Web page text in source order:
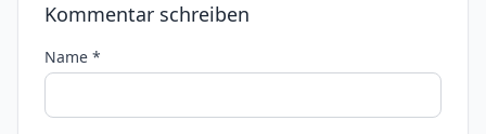
Kommentar schreiben
Name *